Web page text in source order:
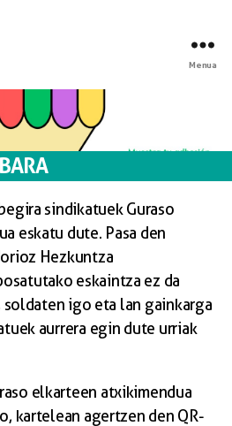
Menua
sindikatuek Guraso
eskatu dute. Pasa den
Hezkuntza
eskaintza ez da
igo eta lan gainkarga
aurrera egin dute urriak
elkarteen atxikimendua
kartelean agertzen den QR-